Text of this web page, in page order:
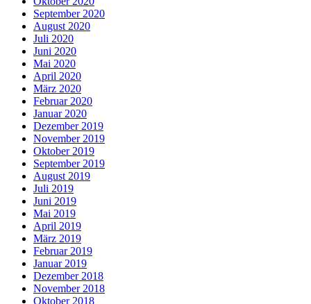
September 2020
August 2020
Juli 2020
Juni 2020
Mai 2020
April 2020
März 2020
Februar 2020
Januar 2020
Dezember 2019
November 2019
Oktober 2019
September 2019
August 2019
Juli 2019
Juni 2019
Mai 2019
April 2019
März 2019
Februar 2019
Januar 2019
Dezember 2018
November 2018
Oktober 2018